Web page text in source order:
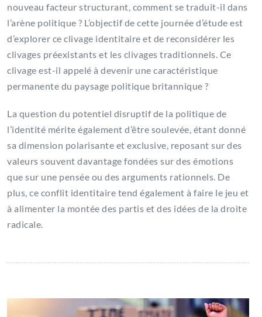
nouveau facteur structurant, comment se traduit-il dans
l’arène politique ? L’objectif de cette journée d’étude est
d’explorer ce clivage identitaire et de reconsidérer les
clivages préexistants et les clivages traditionnels. Ce
clivage est-il appelé à devenir une caractéristique
permanente du paysage politique britannique ?
La question du potentiel disruptif de la politique de
l’identité mérite également d’être soulevée, étant donné
sa dimension polarisante et exclusive, reposant sur des
valeurs souvent davantage fondées sur des émotions
que sur une pensée ou des arguments rationnels. De
plus, ce conflit identitaire tend également à faire le jeu et
à alimenter la montée des partis et des idées de la droite
radicale.